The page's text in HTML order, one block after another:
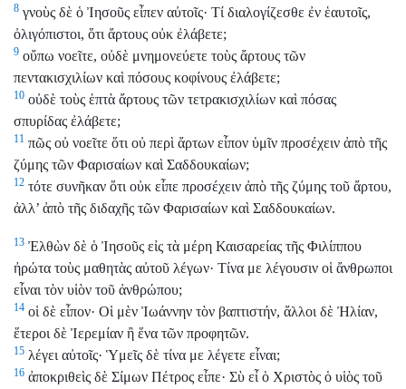
8 γνοὺς δὲ ὁ Ἰησοῦς εἶπεν αὐτοῖς· Τί διαλογίζεσθε ἐν ἑαυτοῖς,
ὀλιγόπιστοι, ὅτι ἄρτους οὐκ ἐλάβετε;
9 οὔπω νοεῖτε, οὐδὲ μνημονεύετε τοὺς ἄρτους τῶν
πεντακισχιλίων καὶ πόσους κοφίνους ἐλάβετε;
10 οὐδὲ τοὺς ἑπτὰ ἄρτους τῶν τετρακισχιλίων καὶ πόσας
σπυρίδας ἐλάβετε;
11 πῶς οὐ νοεῖτε ὅτι οὐ περὶ ἄρτων εἶπον ὑμῖν προσέχειν ἀπὸ τῆς
ζύμης τῶν Φαρισαίων καὶ Σαδδουκαίων;
12 τότε συνῆκαν ὅτι οὐκ εἶπε προσέχειν ἀπὸ τῆς ζύμης τοῦ ἄρτου,
ἀλλ’ ἀπὸ τῆς διδαχῆς τῶν Φαρισαίων καὶ Σαδδουκαίων.
13 Ἐλθὼν δὲ ὁ Ἰησοῦς εἰς τὰ μέρη Καισαρείας τῆς Φιλίππου
ἠρώτα τοὺς μαθητὰς αὐτοῦ λέγων· Τίνα με λέγουσιν οἱ ἄνθρωποι
εἶναι τὸν υἱὸν τοῦ ἀνθρώπου;
14 οἱ δὲ εἶπον· Οἱ μὲν Ἰωάννην τὸν βαπτιστήν, ἄλλοι δὲ Ἠλίαν,
ἕτεροι δὲ Ἰερεμίαν ἢ ἕνα τῶν προφητῶν.
15 λέγει αὐτοῖς· Ὑμεῖς δὲ τίνα με λέγετε εἶναι;
16 ἀποκριθεὶς δὲ Σίμων Πέτρος εἶπε· Σὺ εἶ ὁ Χριστὸς ὁ υἱὸς τοῦ